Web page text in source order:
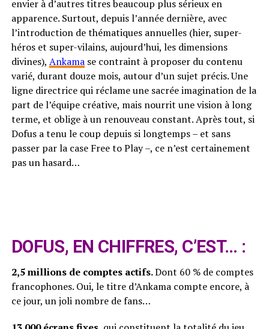
envier à d’autres titres beaucoup plus sérieux en
apparence. Surtout, depuis l’année dernière, avec
l’introduction de thématiques annuelles (hier, super-
héros et super-vilains, aujourd’hui, les dimensions
divines), Ankamase contraint à proposer du contenu
varié, durant douze mois, autour d’un sujet précis. Une
ligne directrice qui réclame une sacrée imagination de la
part de l’équipe créative, mais nourrit une vision à long
terme, et oblige à un renouveau constant. Après tout, si
Dofus a tenu le coup depuis si longtemps – et sans
passer par la case Free to Play –, ce n’est certainement
pas un hasard…
DOFUS, EN CHIFFRES, C’EST… :
2,5 millions de comptes actifs.Dont 60 % de comptes
francophones. Oui, le titre d’Ankama compte encore, à
ce jour, un joli nombre de fans…